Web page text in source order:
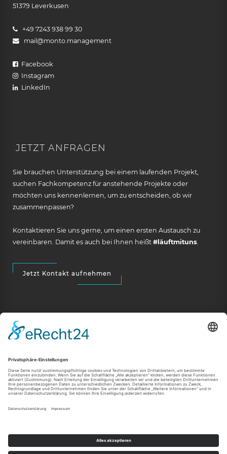
51379 Leverkusen
+49 7243 938 99 30
mail@monto.management
Facebook
Instagram
LinkedIn
JETZT ANFRAGEN
Sie brauchen Unterstützung bei einem laufenden Projekt,
suchen Fachkompetenz für anstehende Projekte oder
möchten uns kennenlernen, um zu entscheiden, ob wir
zusammenpassen?
Kontaktieren Sie uns gerne, um einen ersten Austausch zu
vereinbaren. Damit es auch bei Ihnen heißt #läuftmituns.
Jetzt Kontakt aufnehmen
Impressum